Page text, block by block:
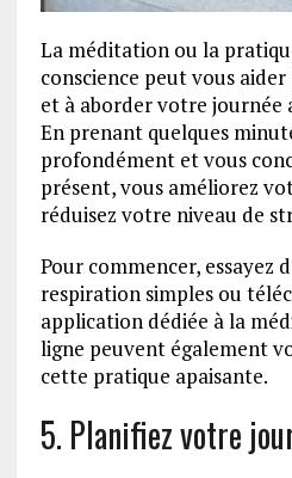
La méditation ou la
conscience peut vous
et à aborder votre journée
En prenant quelques
profondément et vous
présent, vous améliorez
réduisez votre niveau de
Pour commencer, essayez
respiration simples ou
application dédiée à la
ligne peuvent également
cette pratique apaisante.
5. Planifiez votre